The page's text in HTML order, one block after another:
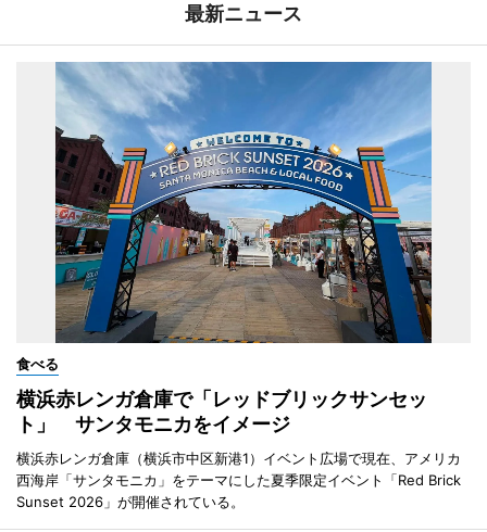
最新ニュース
食べる
横浜赤レンガ倉庫で「レッドブリックサンセッ
ト」 サンタモニカをイメージ
横浜赤レンガ倉庫（横浜市中区新港1）イベント広場で現在、アメリカ
西海岸「サンタモニカ」をテーマにした夏季限定イベント「Red Brick
Sunset 2026」が開催されている。